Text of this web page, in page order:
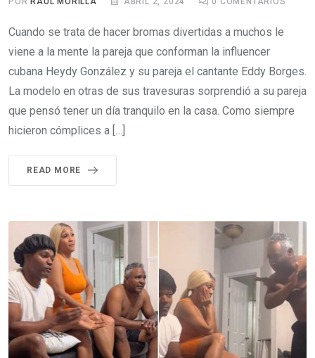
Cuando se trata de hacer bromas divertidas a muchos le
viene a la mente la pareja que conforman la influencer
cubana Heydy González y su pareja el cantante Eddy Borges.
La modelo en otras de sus travesuras sorprendió a su pareja
que pensó tener un día tranquilo en la casa. Como siempre
hicieron cómplices a […]
READ MORE